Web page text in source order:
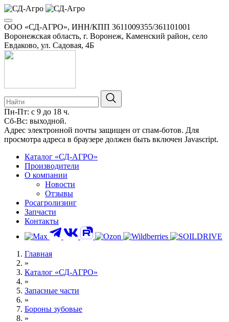
ООО «СД-АГРО», ИНН/КПП 3611009355/361101001
Воронежская область, г. Воронеж, Каменский район, село
Евдаково, ул. Садовая, 4Б
Пн-Пт: с 9 до 18 ч.
Сб-Вс: выходной.
Адрес электронной почты защищен от спам-ботов. Для
просмотра адреса в браузере должен быть включен Javascript.
Каталог «СД-АГРО»
Производители
О компании
Новости
Отзывы
Росагролизинг
Запчасти
Контакты
Главная
»
Каталог «СД-АГРО»
»
Запасные части
»
Бороны зубовые
»